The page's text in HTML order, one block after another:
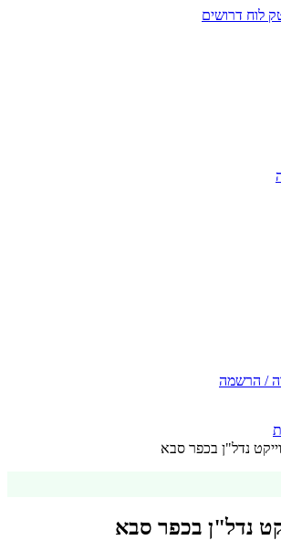
לוח דרושים
/ הרשמה
נדל"ן בכפר סבא
נדל"ן בכפר סבא